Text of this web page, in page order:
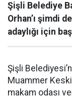
Şişli Belediye
Orhan’ı şimdi
adaylığı için
Şişli
Muammer
makam odası